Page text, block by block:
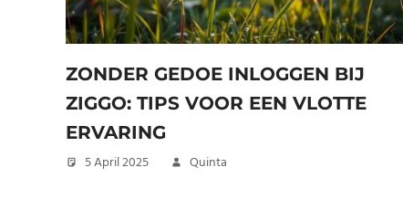
ZONDER GEDOE INLOGGEN BIJ
ZIGGO: TIPS VOOR EEN VLOTTE
ERVARING
5 April 2025 Quinta